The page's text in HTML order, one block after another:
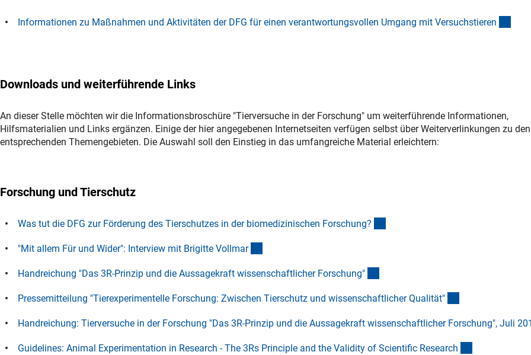
Informationen zu Maßnahmen und Aktivitäten der DFG für einen verantwortungsvollen Umgang mit Versuchstieren
Downloads und weiterführende Links
An dieser Stelle möchten wir die Informationsbroschüre "Tierversuche in der Forschung" um weiterführende Informationen,
Hilfsmaterialien und Links ergänzen. Einige der hier angegebenen Internetseiten verfügen selbst über Weiterverlinkungen zu den
entsprechenden Themengebieten. Die Auswahl soll den Einstieg in das umfangreiche Material erleichtern:
Forschung und Tierschutz
Was tut die DFG zur Förderung des Tierschutzes in der biomedizinischen Forschung?
"Mit allem Für und Wider": Interview mit Brigitte Vollmar
Handreichung "Das 3R-Prinzip und die Aussagekraft wissenschaftlicher Forschung"
Pressemitteilung "Tierexperimentelle Forschung: Zwischen Tierschutz und wissenschaftlicher Qualität"
Handreichung: Tierversuche in der Forschung "Das 3R-Prinzip und die Aussagekraft wissenschaftlicher Forschung", Juli
Guidelines: Animal Experimentation in Research - The 3Rs Principle and the Validity of Scientific Research